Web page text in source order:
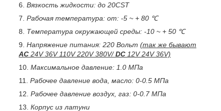
Вязкость жидкости: до 20CST
Рабочая температура: от: -5 ~ + 80 ℃
Температура окружающей среды: -10 ~ + 50 ℃
Напряжение питания: 220 Вольт (так же бывают
AC 24V 36V 110V 220V 380V/DC 12V 24V 36V)
Максимальное давление: 1.0 МПа
Рабочее давление вода, масло: 0-0.5 МПа
Рабочее давление воздух, газ: 0-0.7 МПа
Корпус из латуни